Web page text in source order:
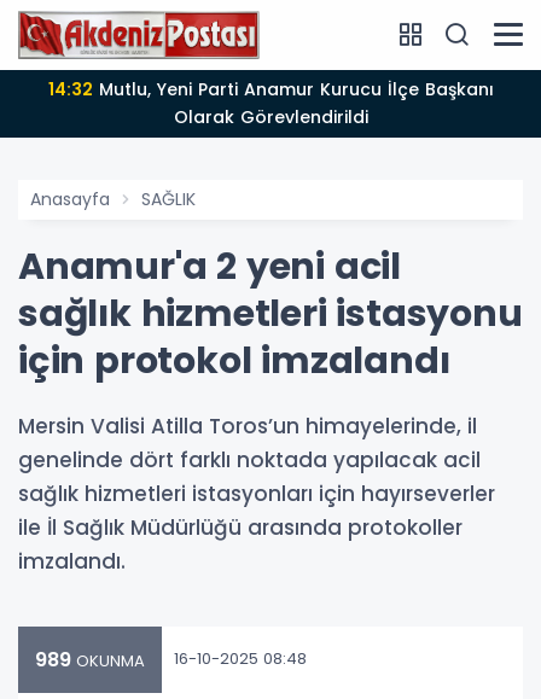
14:32
Olarak Görevlendirildi
Anasayfa SAĞLIK
Anamur'a 2 yeni acil
sağlık hizmetleri istasyonu
için protokol imzalandı
Mersin Valisi Atilla Toros’un himayelerinde, il
genelinde dört farklı noktada yapılacak acil
sağlık hizmetleri istasyonları için hayırseverler
ile İl Sağlık Müdürlüğü arasında protokoller
imzalandı.
989 OKUNMA 16-10-2025 08:48